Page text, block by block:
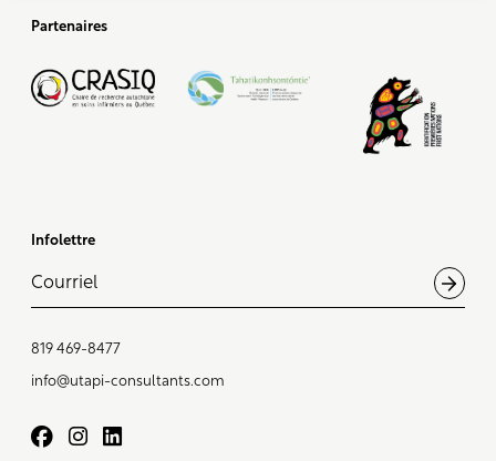
Partenaires
Infolettre
819 469-8477
info@utapi-consultants.com